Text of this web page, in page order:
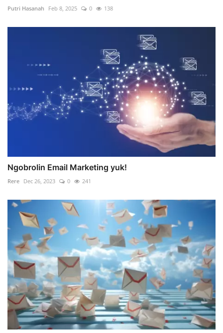
Putri Hasanah Feb 8, 2025 0 138
Ngobrolin Email Marketing yuk!
Rere Dec 26, 2023 0 241